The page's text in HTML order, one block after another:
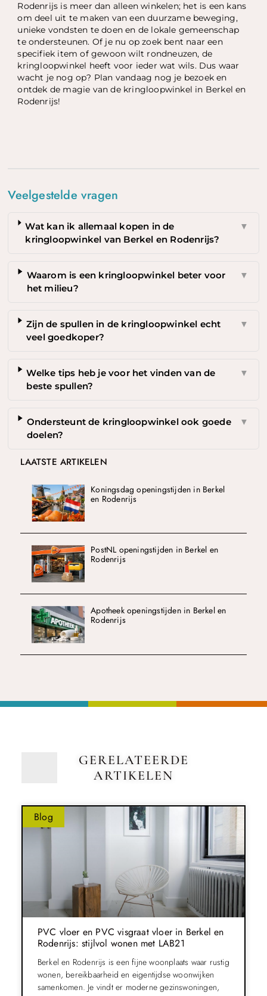
Rodenrijs is meer dan alleen winkelen; het is een kans
om deel uit te maken van een duurzame beweging,
unieke vondsten te doen en de lokale gemeenschap
te ondersteunen. Of je nu op zoek bent naar een
specifiek item of gewoon wilt rondneuzen, de
kringloopwinkel heeft voor ieder wat wils. Dus waar
wacht je nog op? Plan vandaag nog je bezoek en
ontdek de magie van de kringloopwinkel in Berkel en
Rodenrijs!
Veelgestelde vragen
Wat kan ik allemaal kopen in de
kringloopwinkel van Berkel en Rodenrijs?
▼
Waarom is een kringloopwinkel beter voor
het milieu?
▼
Zijn de spullen in de kringloopwinkel echt
veel goedkoper?
▼
Welke tips heb je voor het vinden van de
beste spullen?
▼
Ondersteunt de kringloopwinkel ook goede
doelen?
▼
LAATSTE ARTIKELEN
Koningsdag openingstijden in Berkel
en Rodenrijs
PostNL openingstijden in Berkel en
Rodenrijs
Apotheek openingstijden in Berkel en
Rodenrijs
GERELATEERDE
ARTIKELEN
Blog
PVC vloer en PVC visgraat vloer in Berkel en
Rodenrijs: stijlvol wonen met LAB21
Berkel en Rodenrijs is een fijne woonplaats waar rustig
wonen, bereikbaarheid en eigentijdse woonwijken
samenkomen. Je vindt er moderne gezinswoningen,